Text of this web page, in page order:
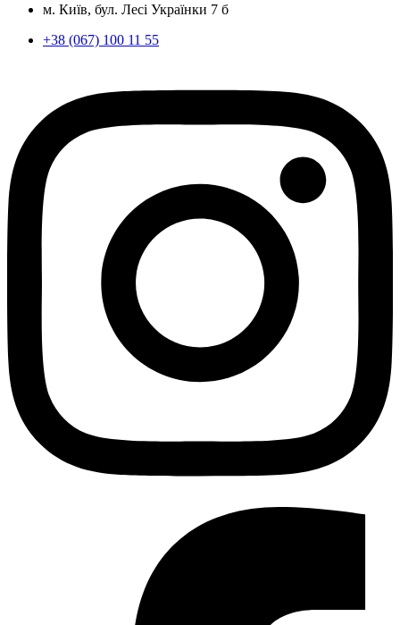
м. Київ, бул. Лесі Українки 7 б
+38 (067) 100 11 55